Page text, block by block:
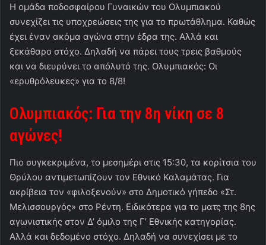
Η ομάδα ποδοσφαίρου Γυναικών του Ολυμπιακού
συνεχίζει τις υποχρεώσεις της για το πρωτάθλημα. Καθώς
έχει έναν ακόμα αγώνα στην έδρα της. Αλλά και
ξεκάθαρο στόχο. Δηλαδή να πάρει τους τρεις βαθμούς
και να διευρύνει το απόλυτό της. Ολυμπιακός: Οι
«ερυθρόλευκες» για το 8/8!
Ολυμπιακός: Για την 8η νίκη σε 8
αγώνες!
Πιο συγκεκριμένα, το μεσημέρι στις 15:30, τα κορίτσια του
Θρύλου αντιμετωπίζουν τον Εθνικό Καλαμάτας. Για
ακρίβεια τον «φιλοξενούν» στο Δημοτικό γήπεδο «Στ.
Μελισσουργός» στο Ρέντη. Ειδικότερα για το ματς της 8ης
αγωνιστικής στον Δ’ όμιλο της Γ’ Εθνικής κατηγορίας.
Αλλά και δεδομένο στόχο. Δηλαδή να συνεχίσει με το